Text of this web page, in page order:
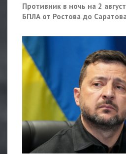
Противник в ночь на 2
БПЛА от Ростова до Саратова